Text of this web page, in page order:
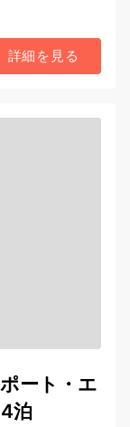
詳細を見る
ート・エ
泊